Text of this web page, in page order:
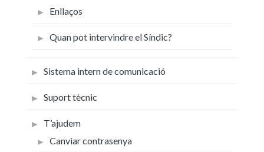
Enllaços
Quan pot intervindre el Síndic?
Sistema intern de comunicació
Suport tècnic
T’ajudem
Canviar contrasenya